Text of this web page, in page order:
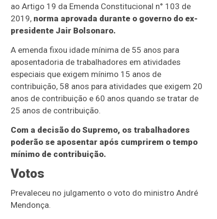
ao Artigo 19 da Emenda Constitucional n° 103 de
2019, norma aprovada durante o governo do ex-
presidente Jair Bolsonaro.
A emenda fixou idade mínima de 55 anos para
aposentadoria de trabalhadores em atividades
especiais que exigem mínimo 15 anos de
contribuição, 58 anos para atividades que exigem 20
anos de contribuição e 60 anos quando se tratar de
25 anos de contribuição.
Com a decisão do Supremo, os trabalhadores
poderão se aposentar após cumprirem o tempo
mínimo de contribuição.
Votos
Prevaleceu no julgamento o voto do ministro André
Mendonça.